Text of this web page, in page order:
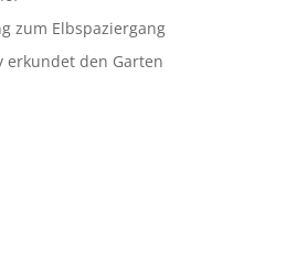
zum Elbspaziergang
erkundet den Garten